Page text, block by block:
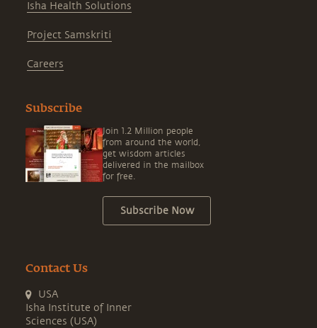
Isha Health Solutions
Project Samskriti
Careers
Subscribe
Join 1.2 Million people
from around the world,
get wisdom articles
delivered in the mailbox
for free.
Subscribe Now
Contact Us
USA
Isha Institute of Inner
Sciences (USA)